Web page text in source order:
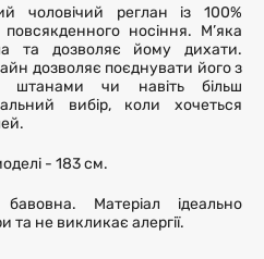
чоловічий реглан із 100%
носіння. М’яка
та дозволяє йому дихати.
дозволяє поєднувати його з
штанами чи навіть більш
вибір, коли хочеться
- 183 см.
Матеріал ідеально
та не викликає алергії.